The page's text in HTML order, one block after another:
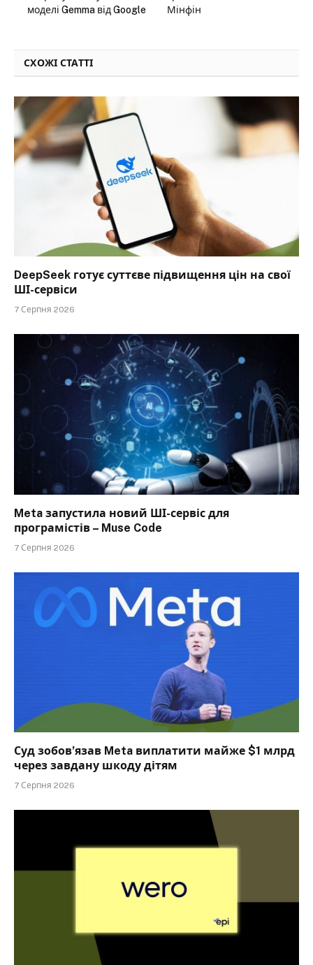
моделі Gemma від Google
Мінфін
СХОЖІ СТАТТІ
DeepSeek готує суттєве підвищення цін на свої
ШІ-сервіси
7 Серпня 2026
Meta запустила новий ШІ-сервіс для
програмістів – Muse Code
7 Серпня 2026
Суд зобов’язав Meta виплатити майже $1 млрд
через завдану шкоду дітям
7 Серпня 2026